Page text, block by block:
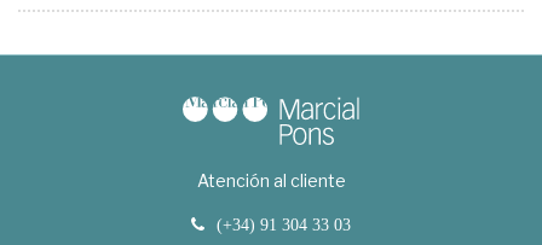
Atención al cliente
(+34) 91 304 33 03